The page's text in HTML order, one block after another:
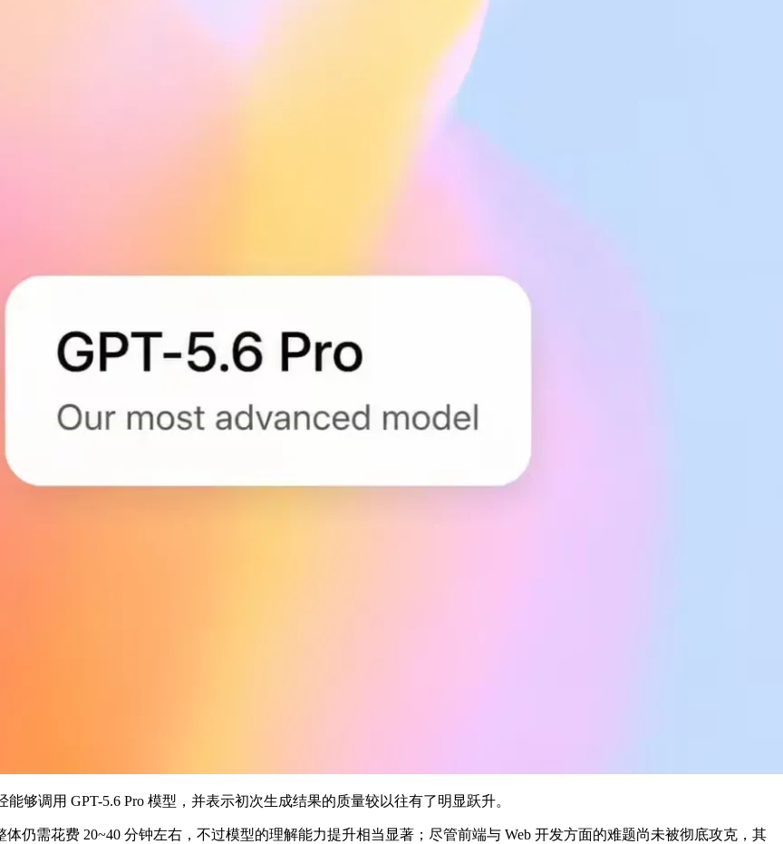
够调用 GPT-5.6 Pro 模型，并表示初次生成结果的质量较以往有了明显跃升。
仍需花费 20~40 分钟左右，不过模型的理解能力提升相当显著；尽管前端与 Web 开发方面的难题尚未被彻底攻克，其